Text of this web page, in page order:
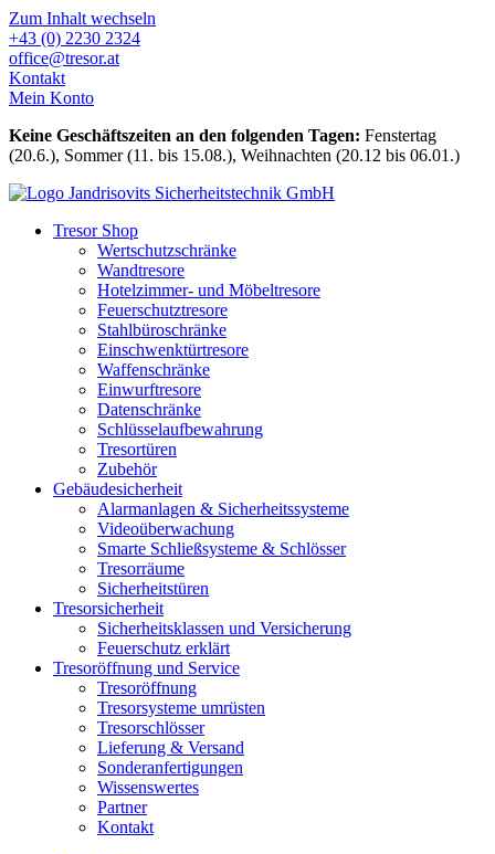
Zum Inhalt wechseln
+43 (0) 2230 2324
office@tresor.at
Kontakt
Mein Konto
Keine Geschäftszeiten an den folgenden Tagen: Fenstertag
(20.6.), Sommer (11. bis 15.08.), Weihnachten (20.12 bis 06.01.)
Tresor Shop
Wertschutzschränke
Wandtresore
Hotelzimmer- und Möbeltresore
Feuerschutztresore
Stahlbüroschränke
Einschwenktürtresore
Waffenschränke
Einwurftresore
Datenschränke
Schlüsselaufbewahrung
Tresortüren
Zubehör
Gebäudesicherheit
Alarmanlagen & Sicherheitssysteme
Videoüberwachung
Smarte Schließsysteme & Schlösser
Tresorräume
Sicherheitstüren
Tresorsicherheit
Sicherheitsklassen und Versicherung
Feuerschutz erklärt
Tresoröffnung und Service
Tresoröffnung
Tresorsysteme umrüsten
Tresorschlösser
Lieferung & Versand
Sonderanfertigungen
Wissenswertes
Partner
Kontakt